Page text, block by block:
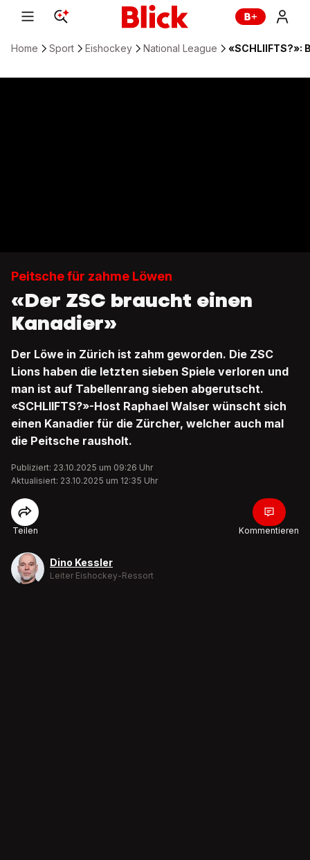
Home Sport Eishockey National League «SCHLIIFTS?»:
Peitsche für zahme Löwen
«Der ZSC braucht einen
Kanadier»
Der Löwe in Zürich ist zahm geworden. Die ZSC
Lions haben die letzten sieben Spiele verloren und
man ist auf Tabellenrang sieben abgerutscht.
«SCHLIIFTS?»-Host Raphael Walser wünscht sich
einen Kanadier für die Zürcher, welcher auch mal
die Peitsche rausholt.
Publiziert: 23.10.2025 um 09:26 Uhr
Aktualisiert: 23.10.2025 um 12:35 Uhr
Teilen Kommentieren
Dino Kessler
Leiter Eishockey-Ressort